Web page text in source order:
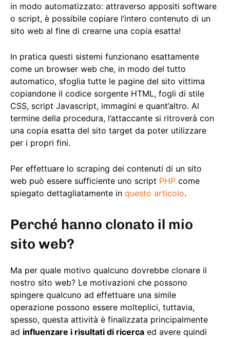
in modo automatizzato: attraverso appositi software
o script, è possibile copiare l’intero contenuto di un
sito web al fine di crearne una copia esatta!
In pratica questi sistemi funzionano esattamente
come un browser web che, in modo del tutto
automatico, sfoglia tutte le pagine del sito vittima
copiandone il codice sorgente HTML, fogli di stile
CSS, script Javascript, immagini e quant’altro. Al
termine della procedura, l’attaccante si ritroverà con
una copia esatta del sito target da poter utilizzare
per i propri fini.
Per effettuare lo scraping dei contenuti di un sito
web può essere sufficiente uno script PHP come
spiegato dettagliatamente in questo articolo.
Perché hanno clonato il mio
sito web?
Ma per quale motivo qualcuno dovrebbe clonare il
nostro sito web? Le motivazioni che possono
spingere qualcuno ad effettuare una simile
operazione possono essere molteplici, tuttavia,
spesso, questa attività è finalizzata principalmente
ad influenzare i risultati di ricerca ed avere quindi